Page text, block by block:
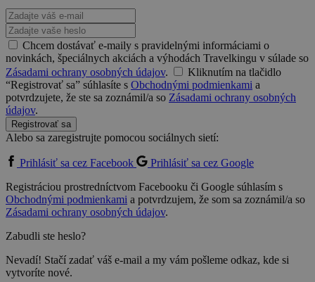
Chcem dostávať e-maily s pravidelnými informáciami o
novinkách, špeciálnych akciách a výhodách Travelkingu v súlade so
Zásadami ochrany osobných údajov.
Kliknutím na tlačidlo
“Registrovať sa” súhlasíte s Obchodnými podmienkami a
potvrdzujete, že ste sa zoznámil/a so Zásadami ochrany osobných
údajov.
Registrovať sa
Alebo sa zaregistrujte pomocou sociálnych sietí:
Prihlásiť sa cez Facebook
Prihlásiť sa cez Google
Registráciou prostredníctvom Facebooku či Google súhlasím s
Obchodnými podmienkami a potvrdzujem, že som sa zoznámil/a so
Zásadami ochrany osobných údajov.
Zabudli ste heslo?
Nevadí! Stačí zadať váš e-mail a my vám pošleme odkaz, kde si
vytvoríte nové.